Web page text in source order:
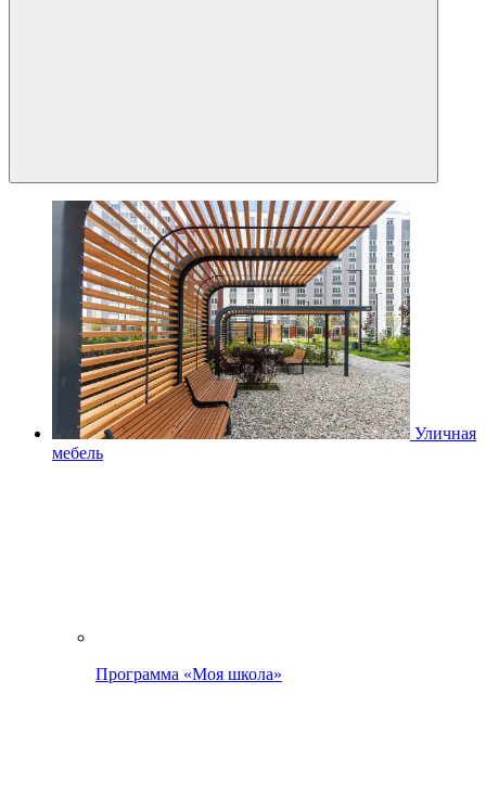
Уличная
мебель
Программа «Моя школа»